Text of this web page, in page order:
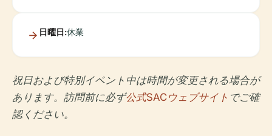
日曜日:休業
祝日および特別イベント中は時間が変更される場合が
あります。訪問前に必ず公式SACウェブサイト でご確
認ください。